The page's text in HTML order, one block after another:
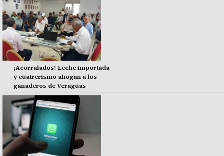
¡Acorralados! Leche importada
y cuatrerismo ahogan a los
ganaderos de Veraguas